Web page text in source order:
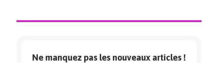
la
Ne manquez pas les nouveaux articles !